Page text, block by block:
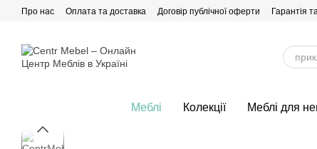
Перейти до основного контенту
Про нас Оплата та доставка Договір публічної оферти Гарантія
Меблі Колекції Меблі для